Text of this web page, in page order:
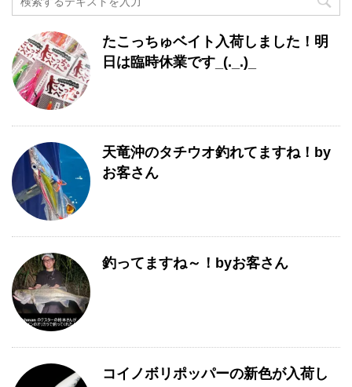
事
別
一
覧
たこっちゅベイト入荷しました！明
日は臨時休業です_(._.)_
天竜沖のタチウオ釣れてますね！by
お客さん
釣ってますね～！byお客さん
コイノボリポッパーの新色が入荷し